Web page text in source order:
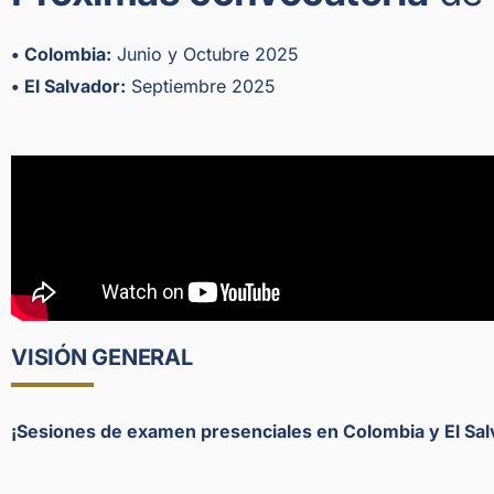
• Colombia: Junio y Octubre 2025
• El Salvador: Septiembre 2025
VISIÓN GENERAL
¡Sesiones de examen presenciales en Colombia y El